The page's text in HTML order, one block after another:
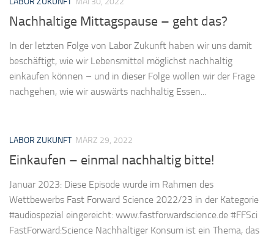
Nachhaltige Mittagspause – geht das?
In der letzten Folge von Labor Zukunft haben wir uns damit
beschäftigt, wie wir Lebensmittel möglichst nachhaltig
einkaufen können – und in dieser Folge wollen wir der Frage
nachgehen, wie wir auswärts nachhaltig Essen...
LABOR ZUKUNFT MÄRZ 29, 2022
Einkaufen – einmal nachhaltig bitte!
Januar 2023: Diese Episode wurde im Rahmen des
Wettbewerbs Fast Forward Science 2022/23 in der Kategorie
#audiospezial eingereicht: www.fastforwardscience.de #FFSci
FastForward:Science Nachhaltiger Konsum ist ein Thema, das